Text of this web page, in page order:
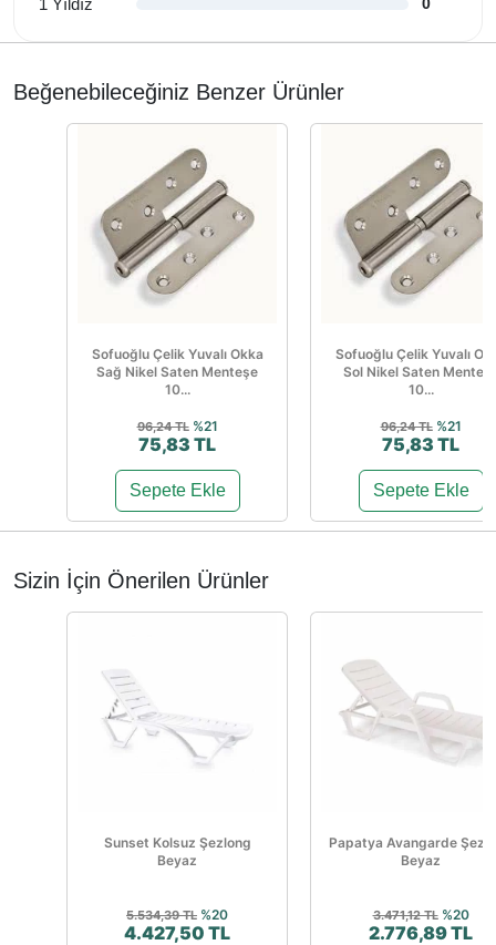
0
Beğenebileceğiniz Benzer Ürünler
Sofuoğlu Çelik Yuvalı Okka
Sağ Nikel Saten Menteşe
10...
96,24 TL %21
75,83 TL
Sepete Ekle
Sofuoğlu Çelik Yuvalı
Sol Nikel Saten
10...
96,24 TL %21
75,83 TL
Sepete Ekle
Sizin İçin Önerilen Ürünler
Sunset Kolsuz Şezlong
Beyaz
5.534,39 TL %20
4.427,50 TL
Papatya Avangarde
Beyaz
3.471,12 TL %20
2.776,89 TL